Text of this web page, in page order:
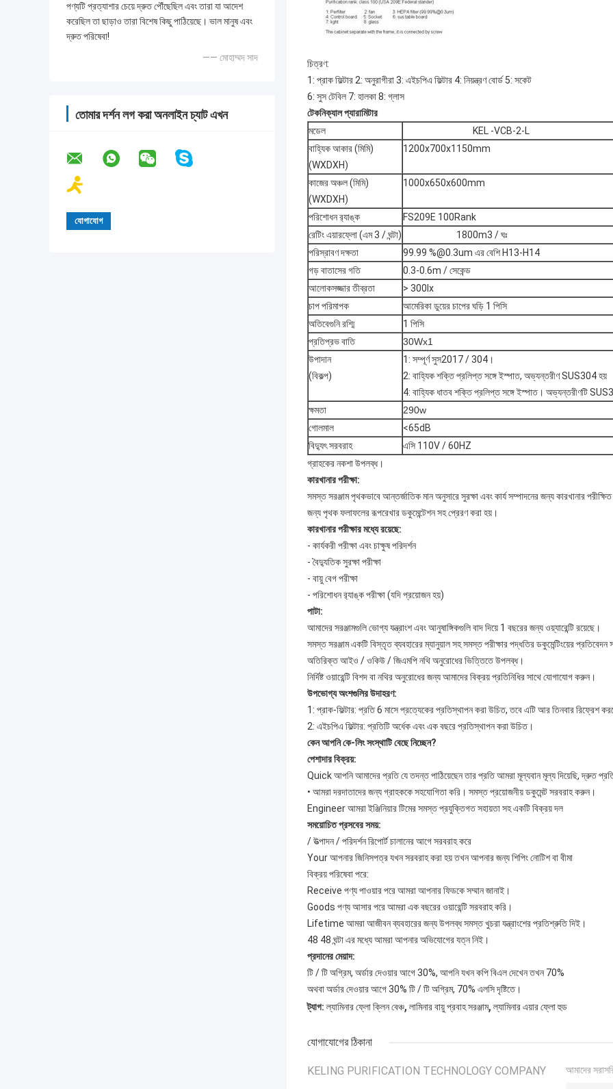
পণ্যটি প্রত্যাশার চেয়ে দ্রুত পৌঁছেছিল এবং তারা যা আদেশ
করেছিল তা ছাড়াও তারা বিশেষ কিছু পাঠিয়েছে। ভাল মানুষ এবং
দ্রুত পরিষেবা!
—— মোহাম্মদ সাদ
তোমার দর্শন লগ করা অনলাইন চ্যাট এখন
চিত্রণ:
1: প্রাক ফিল্টার 2: অনুরাগীরা 3: এইচপিএ ফিল্টার 4: নিয়ন্ত্রণ বোর্ড 5: সকেট
6: সুস টেবিল 7: হালকা 8: গ্লাস
টেকনিক্যাল প্যারামিটার
মডেল
KEL -VCB-2-L
বাহ্যিক আকার (মিমি)
(WXDXH)
1200x700x1150mm
কাজের অঞ্চল (মিমি)
(WXDXH)
1000x650x600mm
পরিশোধন র‌্যাঙ্ক
FS209E 100Rank
রেটিং এয়ারফ্লো (এম 3 / ঘন্টা)
1800m3 / ঘঃ
পরিস্রাবণ দক্ষতা
99.99 %@0.3um এর বেশি H13-H14
গড় বাতাসের গতি
0.3-0.6m / সেকেন্ড
আলোকসজ্জার তীব্রতা
> 300lx
চাপ পরিমাপক
আমেরিকা ডুয়ের চাপের ঘড়ি 1 পিসি
অতিবেগুনি রশ্মি
1 পিসি
প্রতিপ্রভ বাতি
30Wx1
উপাদান
(বিকল্প)
1: সম্পূর্ণ সুস2017 / 304।
2: বাহ্যিক শক্তি প্রলিপ্ত সঙ্গে ইস্পাত, অভ্যন্তরীণ SUS304 হয়
4: বাহ্যিক ধাতব শক্তি প্রলিপ্ত সঙ্গে ইস্পাত। অভ্যন্তরীণটি
ক্ষমতা
290w
গোলমাল
<65dB
বিদ্যুৎ সরবরাহ
এসি 110V / 60HZ
গ্রাহকের নকশা উপলব্ধ।
কারখানার পরীক্ষা:
সমস্ত সরঞ্জাম পৃথকভাবে আন্তর্জাতিক মান অনুসারে সুরক্ষা এবং কার্য সম্পাদনের জন্য কারখানার
জন্য পৃথক ফলাফলের রূপরেখার ডকুমেন্টেশন সহ প্রেরণ করা হয়।
কারখানার পরীক্ষার মধ্যে রয়েছে:
- কার্যকরী পরীক্ষা এবং চাক্ষুষ পরিদর্শন
- বৈদ্যুতিক সুরক্ষা পরীক্ষা
- বায়ু বেগ পরীক্ষা
- পরিশোধন র‌্যাঙ্ক পরীক্ষা (যদি প্রয়োজন হয়)
পাটা:
আমাদের সরঞ্জামগুলি ভোগ্য যন্ত্রাংশ এবং আনুষাঙ্গিকগুলি বাদ দিয়ে 1 বছরের জন্য ওয়্যারেন্টি রয়েছে।
সমস্ত সরঞ্জাম একটি বিস্তৃত ব্যবহারের ম্যানুয়াল সহ সমস্ত পরীক্ষার পদ্ধতির ডকুমেন্টিংয়ের প্রতিবেদন
অতিরিক্ত আইও / ওকিউ / জিএমপি নথি অনুরোধের ভিত্তিতে উপলব্ধ।
নির্দিষ্ট ওয়ারেন্টি বিশদ বা নথির অনুরোধের জন্য আমাদের বিক্রয় প্রতিনিধির সাথে যোগাযোগ করুন।
উপভোগ্য অংশগুলির উদাহরণ:
1: প্রাক-ফিল্টার: প্রতি 6 মাসে প্রত্যেকের প্রতিস্থাপন করা উচিত, তবে এটি আর তিনবার রিফ্রেশ
2: এইচপিএ ফিল্টার: প্রতিটি অর্ধেক এবং এক বছরে প্রতিস্থাপন করা উচিত।
কেন আপনি কে-লিং সংস্থাটি বেছে নিচ্ছেন?
পেশাদার বিক্রয়:
Quick আপনি আমাদের প্রতি যে তদন্ত পাঠিয়েছেন তার প্রতি আমরা মূল্যবান মূল্য দিয়েছি, দ্রুত
• আমরা দরদাতাদের জন্য গ্রাহককে সহযোগিতা করি। সমস্ত প্রয়োজনীয় ডকুমেন্ট সরবরাহ করুন।
Engineer আমরা ইঞ্জিনিয়ার টিমের সমস্ত প্রযুক্তিগত সহায়তা সহ একটি বিক্রয় দল
সময়োচিত প্রসবের সময়:
/ উত্পাদন / পরিদর্শন রিপোর্ট চালানের আগে সরবরাহ করে
Your আপনার জিনিসপত্র যখন সরবরাহ করা হয় তখন আপনার জন্য শিপিং নোটিশ বা বীমা
বিক্রয় পরিষেবা পরে:
Receive পণ্য পাওয়ার পরে আমরা আপনার ফিডকে সম্মান জানাই।
Goods পণ্য আসার পরে আমরা এক বছরের ওয়ারেন্টি সরবরাহ করি।
Lifetime আমরা আজীবন ব্যবহারের জন্য উপলব্ধ সমস্ত খুচরা যন্ত্রাংশের প্রতিশ্রুতি দিই।
48 48 ঘন্টা এর মধ্যে আমরা আপনার অভিযোগের যত্ন নিই।
প্রদানের মেয়াদ:
টি / টি অগ্রিম, অর্ডার দেওয়ার আগে 30%, আপনি যখন কপি বিএল দেখেন তখন 70%
অথবা অর্ডার দেওয়ার আগে 30% টি / টি অগ্রিম, 70% এলসি দৃষ্টিতে।
ট্যাগ: ল্যামিনার ফ্লো ক্লিন বেঞ্চ, লামিনার বায়ু প্রবাহ সরঞ্জাম, ল্যামিনার এয়ার ফ্লো হুড
যোগাযোগের ঠিকানা
KELING PURIFICATION TECHNOLOGY COMPANY আমাদের